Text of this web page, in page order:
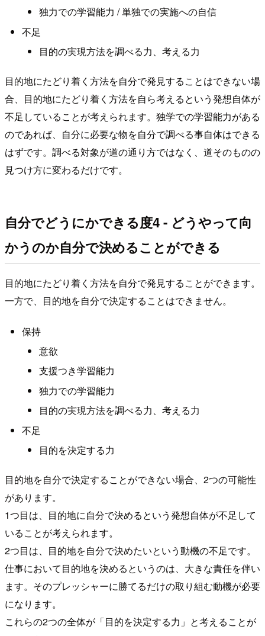
独力での学習能力 / 単独での実施への自信
不足
目的の実現方法を調べる力、考える力
目的地にたどり着く方法を自分で発見することはできない場
合、目的地にたどり着く方法を自ら考えるという発想自体が
不足していることが考えられます。独学での学習能力がある
のであれば、自分に必要な物を自分で調べる事自体はできる
はずです。調べる対象が道の通り方ではなく、道そのものの
見つけ方に変わるだけです。
自分でどうにかできる度4 - どうやって向
かうのか自分で決めることができる
目的地にたどり着く方法を自分で発見することができます。
一方で、目的地を自分で決定することはできません。
保持
意欲
支援つき学習能力
独力での学習能力
目的の実現方法を調べる力、考える力
不足
目的を決定する力
目的地を自分で決定することができない場合、2つの可能性
があります。
1つ目は、目的地に自分で決めるという発想自体が不足して
いることが考えられます。
2つ目は、目的地を自分で決めたいという動機の不足です。
仕事において目的地を決めるというのは、大きな責任を伴い
ます。そのプレッシャーに勝てるだけの取り組む動機が必要
になります。
これらの2つの全体が「目的を決定する力」と考えることが